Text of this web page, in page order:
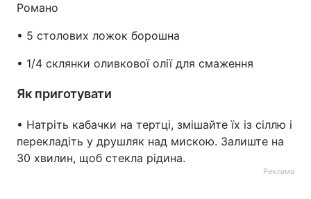
Романо
• 5 столових ложок борошна
• 1/4 склянки оливкової олії для смаження
Як приготувати
• Натріть кабачки на тертці, змішайте їх із сіллю і
перекладіть у друшляк над мискою. Залиште на
30 хвилин, щоб стекла рідина.
Реклама